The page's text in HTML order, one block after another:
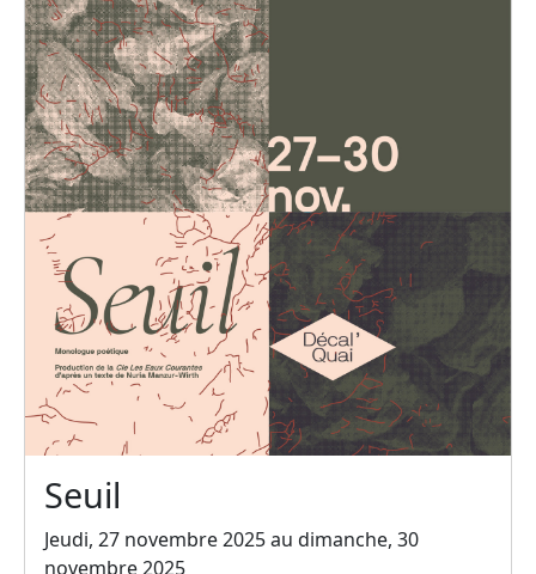
Seuil
Jeudi, 27 novembre 2025 au dimanche, 30
novembre 2025